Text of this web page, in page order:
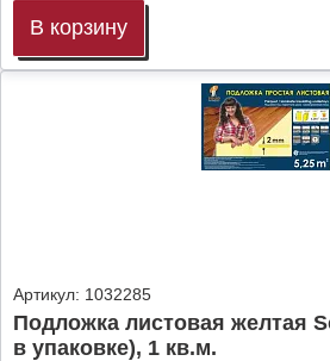
В корзину
Артикул: 1032285
Подложка листовая желтая
в упаковке), 1 кв.м.